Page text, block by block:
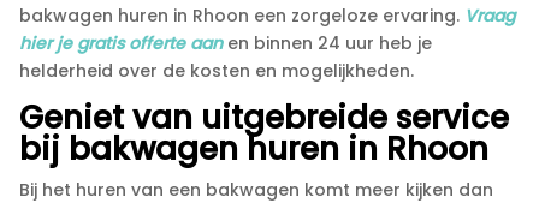
bakwagen huren in Rhoon een zorgeloze ervaring.​ Vraag
hier je gratis offerte aanen binnen 24 uur heb je
helderheid over de kosten en mogelijkheden.​
Geniet van uitgebreide service
bij bakwagen huren in Rhoon
Bij het huren van een bakwagen komt meer kijken dan